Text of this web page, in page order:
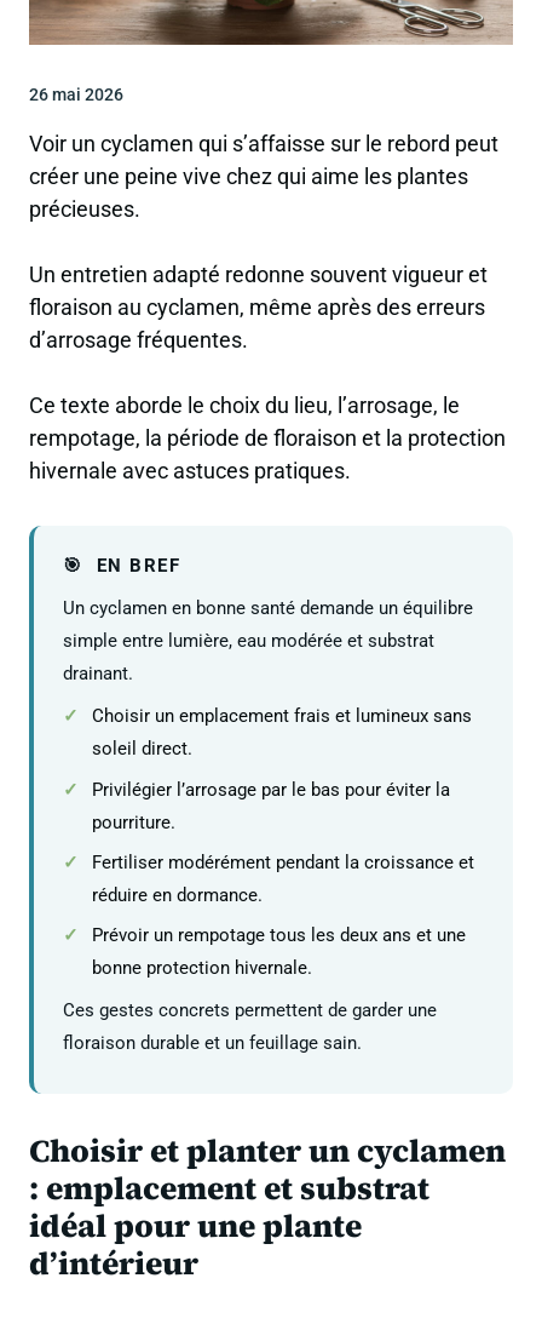
26 mai 2026
Voir un cyclamen qui s’affaisse sur le rebord peut
créer une peine vive chez qui aime les plantes
précieuses.
Un entretien adapté redonne souvent vigueur et
floraison au cyclamen, même après des erreurs
d’arrosage fréquentes.
Ce texte aborde le choix du lieu, l’arrosage, le
rempotage, la période de floraison et la protection
hivernale avec astuces pratiques.
EN BREF
Un cyclamen en bonne santé demande un équilibre
simple entre lumière, eau modérée et substrat
drainant.
Choisir un emplacement frais et lumineux sans
soleil direct.
Privilégier l’arrosage par le bas pour éviter la
pourriture.
Fertiliser modérément pendant la croissance et
réduire en dormance.
Prévoir un rempotage tous les deux ans et une
bonne protection hivernale.
Ces gestes concrets permettent de garder une
floraison durable et un feuillage sain.
Choisir et planter un cyclamen
: emplacement et substrat
idéal pour une plante
d’intérieur